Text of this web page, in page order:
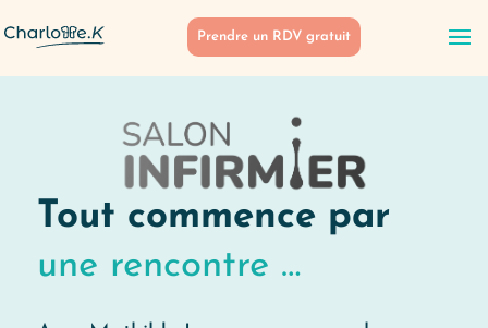
Prendre un RDV gratuit
Tout commence par
une rencontre …